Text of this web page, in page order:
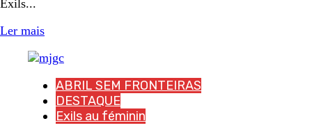
Exils...
Ler mais
ABRIL SEM FRONTEIRAS
DESTAQUE
Exils au féminin